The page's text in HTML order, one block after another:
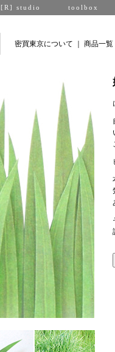
[R] studio toolbox
密買東京について 商品一覧